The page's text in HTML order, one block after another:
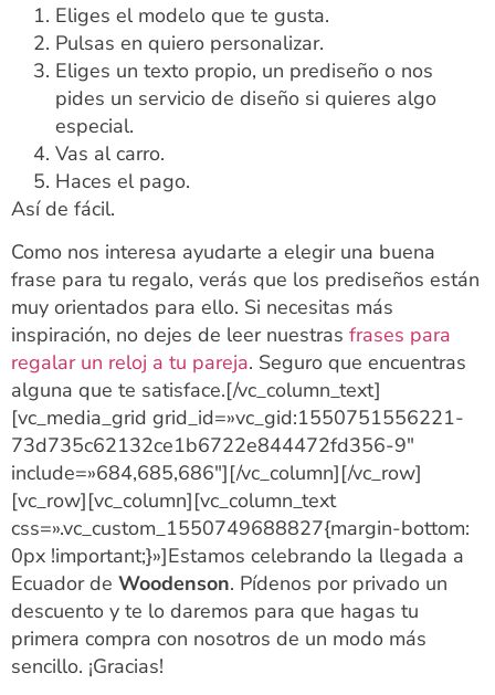
Eliges el modelo que te gusta.
Pulsas en quiero personalizar.
Eliges un texto propio, un prediseño o nos
pides un servicio de diseño si quieres algo
especial.
Vas al carro.
Haces el pago.
Así de fácil.
Como nos interesa ayudarte a elegir una buena
frase para tu regalo, verás que los prediseños están
muy orientados para ello. Si necesitas más
inspiración, no dejes de leer nuestras frases para
regalar un reloj a tu pareja. Seguro que encuentras
alguna que te satisface.[/vc_column_text]
[vc_media_grid grid_id=»vc_gid:1550751556221-
73d735c62132ce1b6722e844472fd356-9″
include=»684,685,686″][/vc_column][/vc_row]
[vc_row][vc_column][vc_column_text
css=».vc_custom_1550749688827{margin-bottom:
0px !important;}»]Estamos celebrando la llegada a
Ecuador de Woodenson. Pídenos por privado un
descuento y te lo daremos para que hagas tu
primera compra con nosotros de un modo más
sencillo. ¡Gracias!